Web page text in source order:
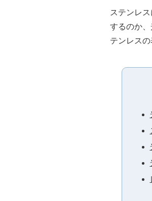
ステンレ
するのか
テンレス